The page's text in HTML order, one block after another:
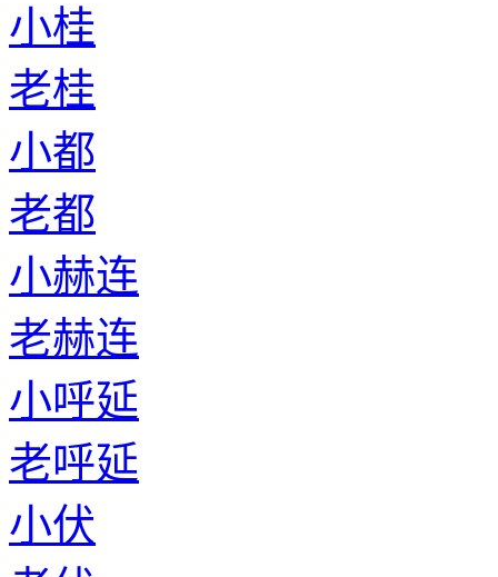
小桂
老桂
小都
老都
小赫连
老赫连
小呼延
老呼延
小伏